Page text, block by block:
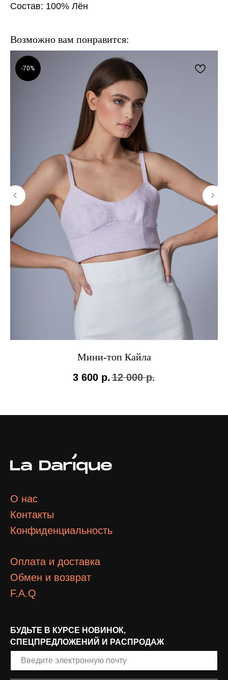
Состав: 100% Лён
Возможно вам понравится:
-70%
Мини-топ Кайла
3 600 р.12 000 р.
О нас
Контакты
Конфиденциальность
Оплата и доставка
Обмен и возврат
F.A.Q
БУДЬТЕ В КУРСЕ НОВИНОК,
СПЕЦПРЕДЛОЖЕНИЙ И РАСПРОДАЖ